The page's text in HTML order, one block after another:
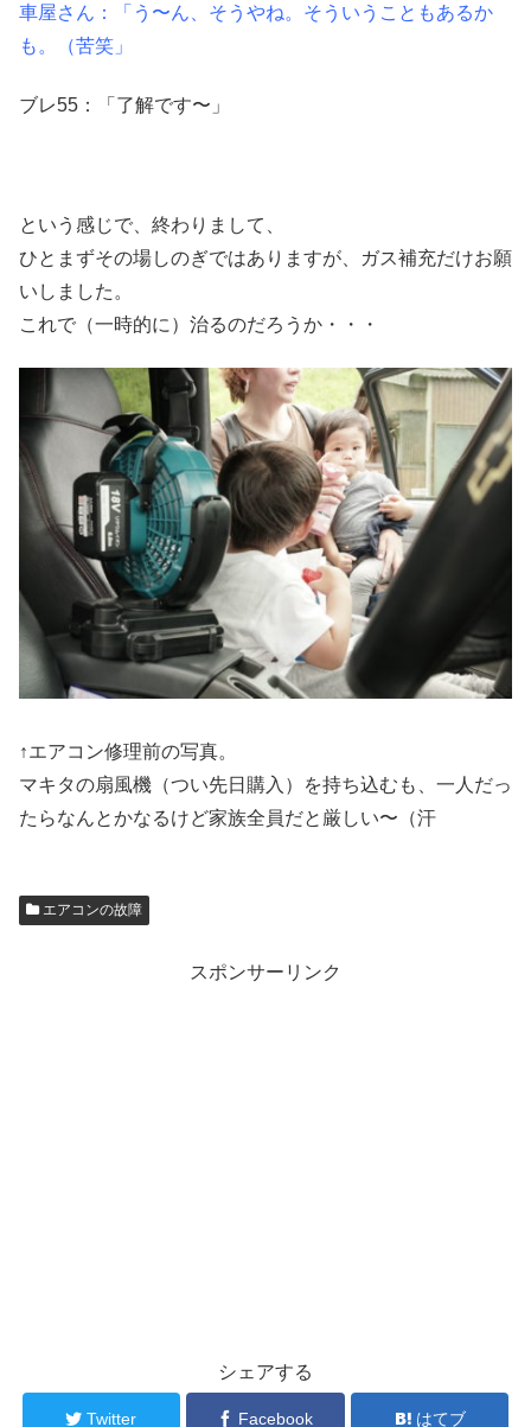
車屋さん：「う〜ん、そうやね。そういうこともあるか
も。（苦笑」
ブレ55：「了解です〜」
という感じで、終わりまして、
ひとまずその場しのぎではありますが、ガス補充だけお願
いしました。
これで（一時的に）治るのだろうか・・・
↑エアコン修理前の写真。
マキタの扇風機（つい先日購入）を持ち込むも、一人だっ
たらなんとかなるけど家族全員だと厳しい〜（汗
エアコンの故障
スポンサーリンク
シェアする
Twitter Facebook はてブ